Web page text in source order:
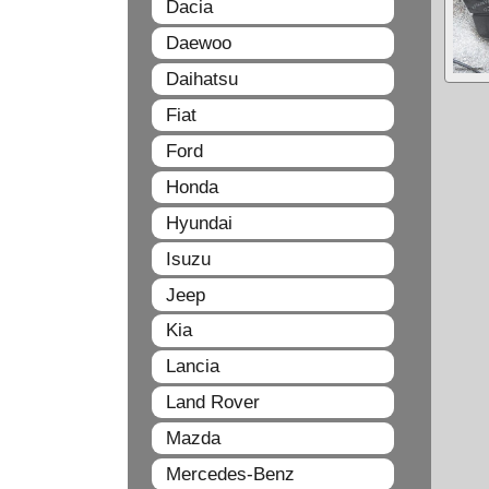
Dacia
Daewoo
Daihatsu
Fiat
Ford
Honda
Hyundai
Isuzu
Jeep
Kia
Lancia
Land Rover
Mazda
Mercedes-Benz